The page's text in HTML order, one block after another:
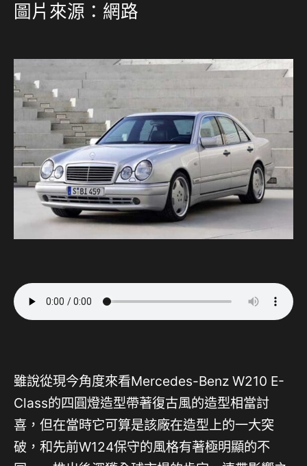
圖片來源：網路
雖說從現今角度來看Mercedes-Benz W210 E-
Class的四圓燈造型帶著復古風的造型相當討
喜，但在當時它可算是該廠在造型上的一大突
破，和先前W124保守的風格有著極明顯的不